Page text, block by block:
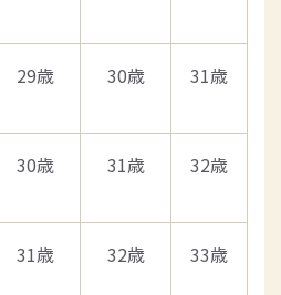
29歳 30歳 31歳
30歳 31歳 32歳
31歳 32歳 33歳